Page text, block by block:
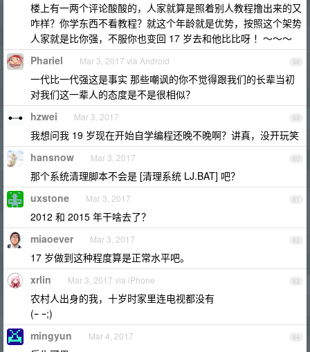
楼上有一两个评论酸酸的，人家就算是照着别人教程撸出来的又
咋样？你学东西不看教程？就这个年龄就是优势，按照这个架势
人家就是比你强，不服你也变回 17 岁去和他比比呀 ！～～～
58
Phariel Mar 3, 2017 via Android
一代比一代强这是事实 那些嘲讽的你不觉得跟我们的长辈当初
对我们这一辈人的态度是不是很相似？
59
hzwei Mar 3, 2017
我想问我 19 岁现在开始自学编程还晚不晚啊？讲真，没开玩笑
60
hansnow Mar 3, 2017
那个系统清理脚本不会是 [清理系统 LJ.BAT] 吧？
61
uxstone Mar 3, 2017
2012 和 2015 年干啥去了？
62
miaoever Mar 3, 2017
17 岁做到这种程度算是正常水平吧。
63
xrlin Mar 3, 2017 via iPhone
农村人出身的我，十岁时家里连电视都没有
(ｰ ｰ;)
64
mingyun Mar 4, 2017